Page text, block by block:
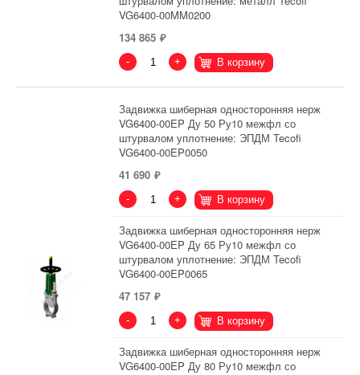
VG6400-00MM0200
134 865
- + В корзину
Задвижка шиберная односторонняя нерж
VG6400-00EP Ду 50 Ру10 межфл со
штурвалом уплотнение: ЭПДМ Tecofi
VG6400-00EP0050
41 690
- + В корзину
Задвижка шиберная односторонняя нерж
VG6400-00EP Ду 65 Ру10 межфл со
штурвалом уплотнение: ЭПДМ Tecofi
VG6400-00EP0065
47 157
- + В корзину
Задвижка шиберная односторонняя нерж
VG6400-00EP Ду 80 Ру10 межфл со